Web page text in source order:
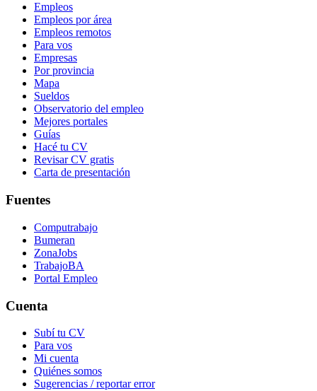
Empleos
Empleos por área
Empleos remotos
Para vos
Empresas
Por provincia
Mapa
Sueldos
Observatorio del empleo
Mejores portales
Guías
Hacé tu CV
Revisar CV gratis
Carta de presentación
Fuentes
Computrabajo
Bumeran
ZonaJobs
TrabajoBA
Portal Empleo
Cuenta
Subí tu CV
Para vos
Mi cuenta
Quiénes somos
Sugerencias / reportar error